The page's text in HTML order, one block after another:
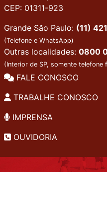
CEP: 01311-923
Grande São Paulo: (11)
(Telefone e WhatsApp)
Outras localidades: 0800
(Interior de SP, somente telefone
FALE CONOSCO
TRABALHE CONOSCO
IMPRENSA
OUVIDORIA